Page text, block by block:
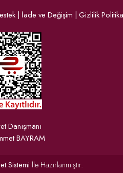
| İade ve Değişim | Gizlilik
Danışmanı
Sistemi İle Hazırlanmıştır.